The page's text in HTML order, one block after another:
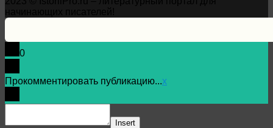
0
Прокомментировать публикацию...x
Insert